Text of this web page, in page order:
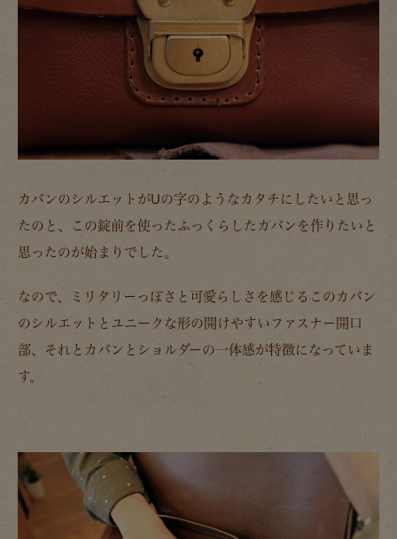
カバンのシルエットがUの字のようなカタチにしたいと思っ
たのと、この錠前を使ったふっくらしたカバンを作りたいと
思ったのが始まりでした。
なので、ミリタリーっぽさと可愛らしさを感じるこのカバン
のシルエットとユニークな形の開けやすいファスナー開口
部、それとカバンとショルダーの一体感が特徴になっていま
す。